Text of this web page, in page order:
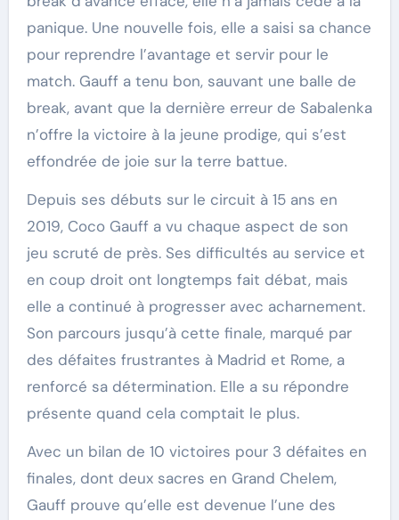
panique. Une nouvelle fois, elle a saisi sa chance
pour reprendre l’avantage et servir pour le
match. Gauff a tenu bon, sauvant une balle de
break, avant que la dernière erreur de Sabalenka
n’offre la victoire à la jeune prodige, qui s’est
effondrée de joie sur la terre battue.
Depuis ses débuts sur le circuit à 15 ans en
2019, Coco Gauff a vu chaque aspect de son
jeu scruté de près. Ses difficultés au service et
en coup droit ont longtemps fait débat, mais
elle a continué à progresser avec acharnement.
Son parcours jusqu’à cette finale, marqué par
des défaites frustrantes à Madrid et Rome, a
renforcé sa détermination. Elle a su répondre
présente quand cela comptait le plus.
Avec un bilan de 10 victoires pour 3 défaites en
finales, dont deux sacres en Grand Chelem,
Gauff prouve qu’elle est devenue l’une des